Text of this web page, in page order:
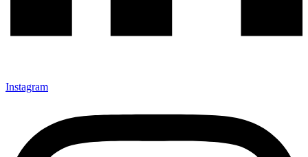
Instagram